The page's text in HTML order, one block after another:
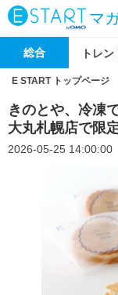
マ
総合 トレン
E START トップページ
きのとや、冷凍
大丸札幌店で限
2026-05-25 14:00:00